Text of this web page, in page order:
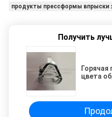
продукты прессформы впрыски
Получить
цвета